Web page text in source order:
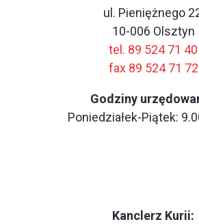
ul. Pieniężnego
10-006 Olsztyn
tel. 89 524 71 40
fax 89 524 71 72
Godziny
Poniedziałek-Piątek:
Kanclerz Kurii: